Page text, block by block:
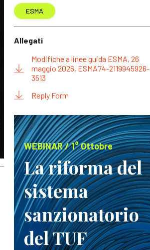
ESMA
Allegati
Modifiche a linee guida ESMA, 26
maggio 2026, ESMA74-2119945926-
3513
Reply Form
WEBINAR / 1° Ottobre
La riforma del
sistema
sanzionatorio
del TUF